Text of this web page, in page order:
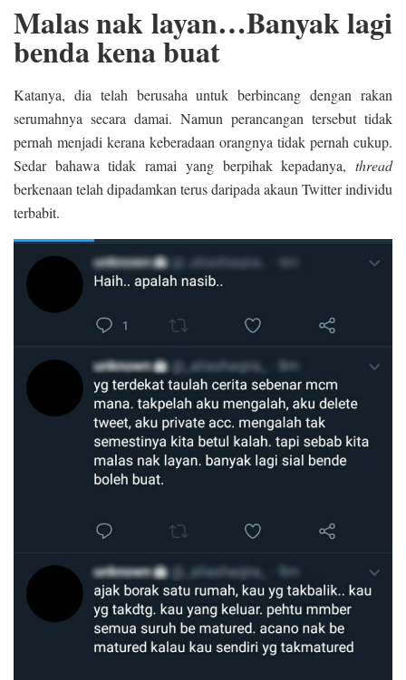
Malas nak layan…Banyak lagi
benda kena buat
Katanya, dia telah berusaha untuk berbincang dengan rakan
serumahnya secara damai. Namun perancangan tersebut tidak
pernah menjadi kerana keberadaan orangnya tidak pernah cukup.
Sedar bahawa tidak ramai yang berpihak kepadanya, thread
berkenaan telah dipadamkan terus daripada akaun Twitter individu
terbabit.